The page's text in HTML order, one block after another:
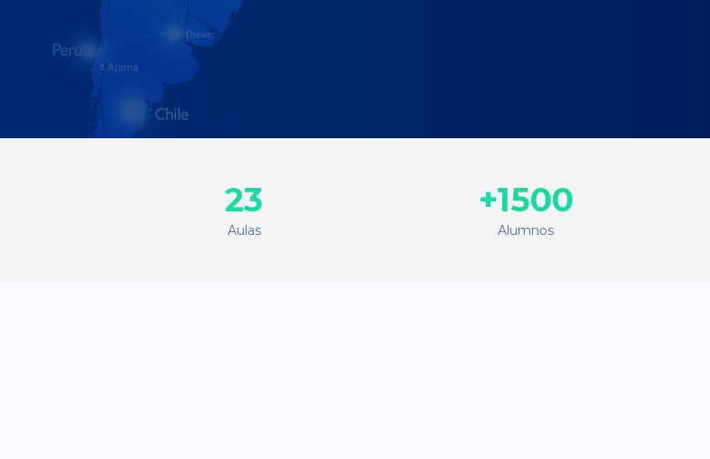
23
Aulas
+1500
Alumnos